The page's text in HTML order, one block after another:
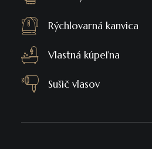
Rýchlovarná kanvica
Vlastná kúpeľna
Sušič vlasov